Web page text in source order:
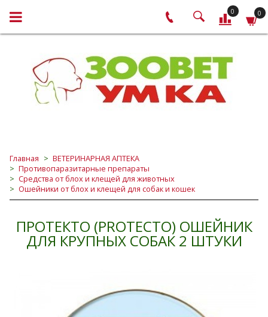
0 0
Главная
ВЕТЕРИНАРНАЯ АПТЕКА
Противопаразитарные препараты
Средства от блох и клещей для животных
Ошейники от блох и клещей для собак и кошек
ПРОТЕКТО (PROTECTO) ОШЕЙНИК
ДЛЯ КРУПНЫХ СОБАК 2 ШТУКИ